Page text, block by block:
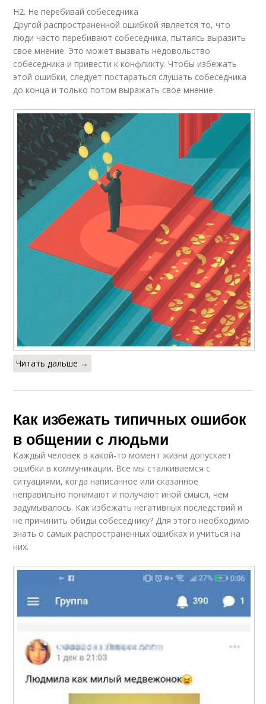
H2. Не перебивай собеседника
Другой распространенной ошибкой является то, что
люди часто перебивают собеседника, пытаясь выразить
свое мнение. Это может вызвать недовольство
собеседника и привести к конфликту. Чтобы избежать
этой ошибки, следует постараться слушать собеседника
до конца и только потом выражать свое мнение.
Читать дальше →
Как избежать типичных ошибок
в общении с людьми
Каждый человек в какой-то момент жизни допускает
ошибки в коммуникации. Все мы сталкиваемся с
ситуациями, когда написанное или сказанное
неправильно понимают и получают иной смысл, чем
задумывалось. Как избежать негативных последствий и
не причинить обиды собеседнику? Для этого необходимо
знать о самых распространенных ошибках и учиться на
них.